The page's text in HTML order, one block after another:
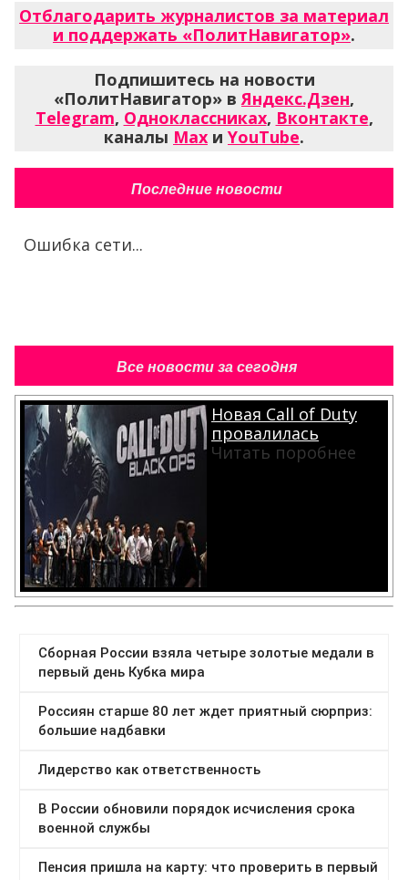
Отблагодарить журналистов за материал
и поддержать «ПолитНавигатор».
Подпишитесь на новости
«ПолитНавигатор» вЯндекс.Дзен,
Telegram, Одноклассниках, Вконтакте,
каналы Max и YouTube.
Последние новости
Ошибка сети...
Все новости за сегодня
Новая Call of Duty
провалилась
Читать поробнее